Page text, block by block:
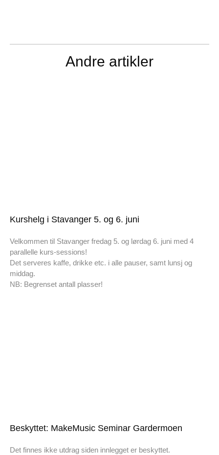
Andre artikler
Kurshelg i Stavanger 5. og 6. juni
Velkommen til Stavanger fredag 5. og lørdag 6. juni med 4
parallelle kurs-sessions!
Det serveres kaffe, drikke etc. i alle pauser, samt lunsj og
middag.
NB: Begrenset antall plasser!
Beskyttet: MakeMusic Seminar Gardermoen
Det finnes ikke utdrag siden innlegget er beskyttet.